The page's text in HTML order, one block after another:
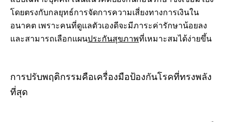
โดยตรงกับกลยุทธ์การจัดการความเสี่ยงทางการเงินใน
อนาคต เพราะคนที่ดูแลตัวเองดีจะมีภาระค่ารักษาน้อยลง
และสามารถเลือกแผนประกันสุขภาพที่เหมาะสมได้ง่ายขึ้น
การปรับพฤติกรรมคือเครื่องมือป้องกันโรคที่ทรงพลัง
ที่สุด